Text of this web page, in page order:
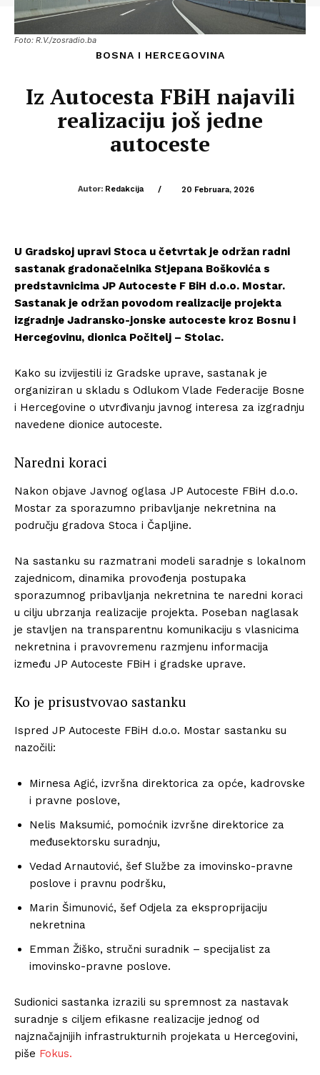
Foto: R.V./zosradio.ba
BOSNA I HERCEGOVINA
Iz Autocesta FBiH najavili
realizaciju još jedne
autoceste
Autor: Redakcija / 20 Februara, 2026
U Gradskoj upravi Stoca u četvrtak je održan radni
sastanak gradonačelnika Stjepana Boškovića s
predstavnicima JP Autoceste F BiH d.o.o. Mostar.
Sastanak je održan povodom realizacije projekta
izgradnje Jadransko-jonske autoceste kroz Bosnu i
Hercegovinu, dionica Počitelj – Stolac.
Kako su izvijestili iz Gradske uprave, sastanak je
organiziran u skladu s Odlukom Vlade Federacije Bosne
i Hercegovine o utvrđivanju javnog interesa za izgradnju
navedene dionice autoceste.
Naredni koraci
Nakon objave Javnog oglasa JP Autoceste FBiH d.o.o.
Mostar za sporazumno pribavljanje nekretnina na
području gradova Stoca i Čapljine.
Na sastanku su razmatrani modeli saradnje s lokalnom
zajednicom, dinamika provođenja postupaka
sporazumnog pribavljanja nekretnina te naredni koraci
u cilju ubrzanja realizacije projekta. Poseban naglasak
je stavljen na transparentnu komunikaciju s vlasnicima
nekretnina i pravovremenu razmjenu informacija
između JP Autoceste FBiH i gradske uprave.
Ko je prisustvovao sastanku
Ispred JP Autoceste FBiH d.o.o. Mostar sastanku su
nazočili:
Mirnesa Agić, izvršna direktorica za opće, kadrovske
i pravne poslove,
Nelis Maksumić, pomoćnik izvršne direktorice za
međusektorsku suradnju,
Vedad Arnautović, šef Službe za imovinsko-pravne
poslove i pravnu podršku,
Marin Šimunović, šef Odjela za eksproprijaciju
nekretnina
Emman Žiško, stručni suradnik – specijalist za
imovinsko-pravne poslove.
Sudionici sastanka izrazili su spremnost za nastavak
suradnje s ciljem efikasne realizacije jednog od
najznačajnijih infrastrukturnih projekata u Hercegovini,
piše Fokus.